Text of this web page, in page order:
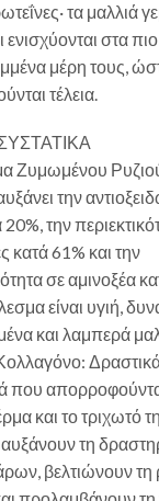
τα μαλλιά
ενισχύονται στα πιο
μέρη τους,
τέλεια.
Ζυμωμένου
την
20%, την
κατά 61% και την
σε αμινοξέα
είναι υγιή,
και λαμπερά
που
και το τριχωτό
τη
βελτιώνουν τη